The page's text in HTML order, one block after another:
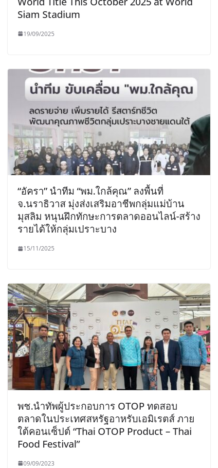
Siam Stadium
19/09/2025
“อัครา” นำทีม “พม.ใกล้คุณ” ลงพื้นที่
จ.นราธิวาส มุ่งส่งเสริมอาชีพกลุ่มแม่บ้าน
มุสลิม หนุนฝึกทักษะการตลาดออนไลน์-สร้าง
รายได้ให้กลุ่มเปราะบาง
15/11/2025
พช.นำทัพผู้ประกอบการ OTOP ทดสอบ
ตลาดในประเทศสหรัฐอาหรับเอมิเรตส์ ภาย
ใต้คอนเซ็ปต์ “Thai OTOP Product – Thai
Food Festival”
09/09/2023